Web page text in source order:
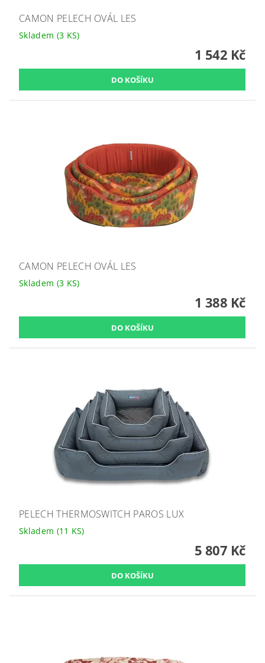
CAMON PELECH OVÁL LES
Skladem (3 KS)
1 542 Kč
CAMON PELECH OVÁL LES
Skladem (3 KS)
1 388 Kč
PELECH THERMOSWITCH PAROS LUX
Skladem (11 KS)
5 807 Kč